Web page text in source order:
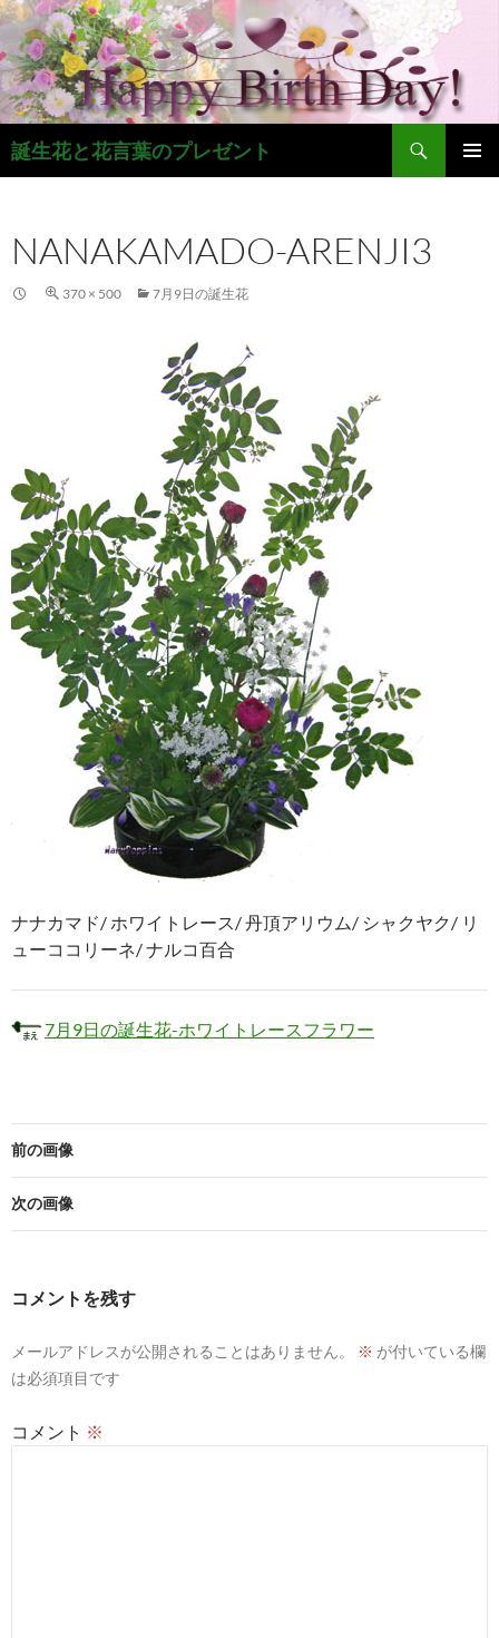
コ
ン
テ
ン
ツ
へ
ス
誕生花と花言葉のプレゼント
検
索
NANAKAMADO-ARENJI3
370 × 500 7月9日の誕生花
ナナカマド/ ホワイトレース/ 丹頂アリウム/ シャクヤク/ リ
ューココリーネ/ ナルコ百合
7月9日の誕生花-ホワイトレースフラワー
前の画像
次の画像
コメントを残す
メールアドレスが公開されることはありません。 ※ が付いている欄
は必須項目です
コメント ※